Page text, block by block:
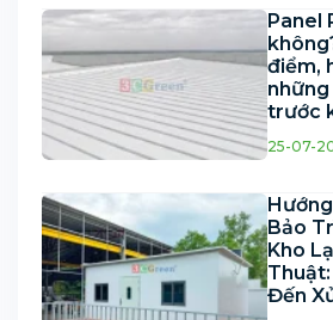
Panel
điểm,
trước
25-07-
Bảo
Kho
Đến